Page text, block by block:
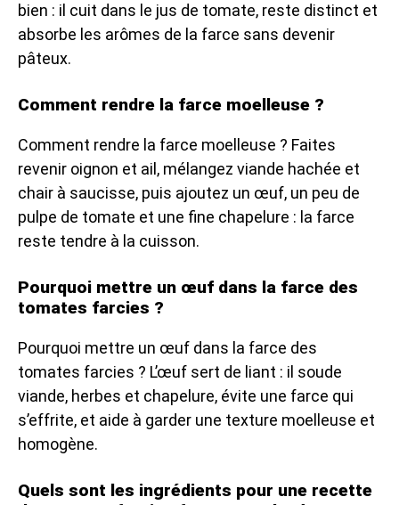
bien : il cuit dans le jus de tomate, reste distinct et
absorbe les arômes de la farce sans devenir
pâteux.
Comment rendre la farce moelleuse ?
Comment rendre la farce moelleuse ? Faites
revenir oignon et ail, mélangez viande hachée et
chair à saucisse, puis ajoutez un œuf, un peu de
pulpe de tomate et une fine chapelure : la farce
reste tendre à la cuisson.
Pourquoi mettre un œuf dans la farce des
tomates farcies ?
Pourquoi mettre un œuf dans la farce des
tomates farcies ? L’œuf sert de liant : il soude
viande, herbes et chapelure, évite une farce qui
s’effrite, et aide à garder une texture moelleuse et
homogène.
Quels sont les ingrédients pour une recette